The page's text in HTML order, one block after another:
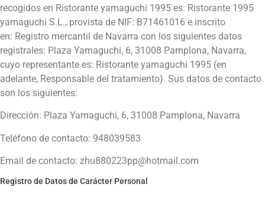
recogidos en Ristorante yamaguchi 1995 es: Ristorante 1995
yamaguchi S.L., provista de NIF: B71461016 e inscrito
en: Registro mercantil de Navarra con los siguientes datos
registrales: Plaza Yamaguchi, 6, 31008 Pamplona, Navarra,
cuyo representante es: Ristorante yamaguchi 1995 (en
adelante, Responsable del tratamiento). Sus datos de contacto
son los siguientes:
Dirección: Plaza Yamaguchi, 6, 31008 Pamplona, Navarra
Teléfono de contacto: 948039583
Email de contacto: zhu880223pp@hotmail.com
Registro de Datos de Carácter Personal